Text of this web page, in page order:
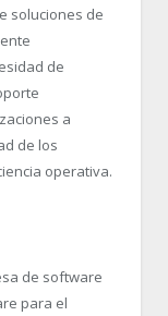
soluciones de
de
a
de los
operativa.
de software
para el